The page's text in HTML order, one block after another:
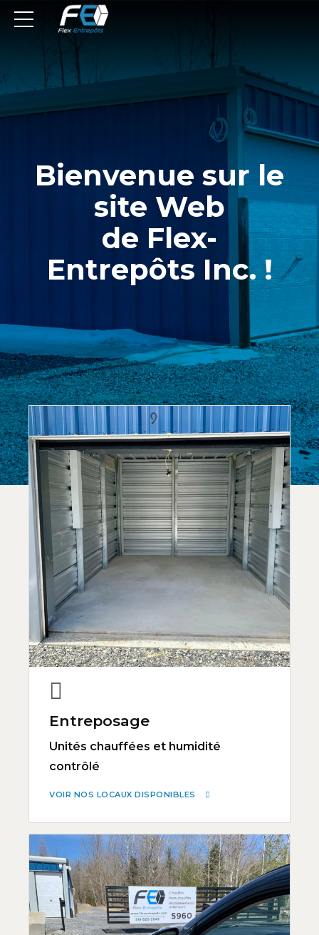
Bienvenue sur le
site Web
de Flex-
Entrepôts Inc. !
Entreposage
Unités chauffées et humidité
contrôlé
VOIR NOS LOCAUX DISPONIBLES